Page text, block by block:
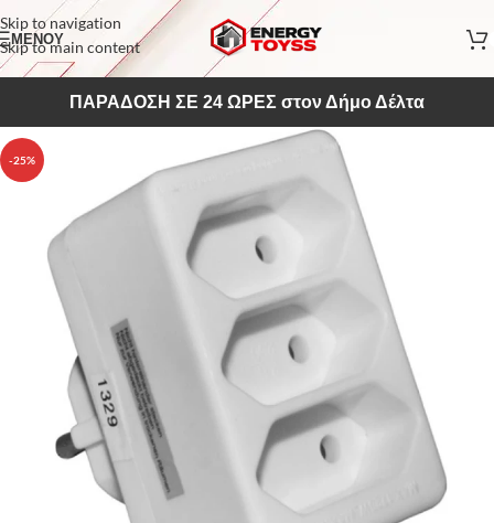
Skip to navigation
Skip to main content
ΜΕΝΟΥ
ΠΑΡΑΔΟΣΗ ΣΕ 24 ΩΡΕΣ στον Δήμο Δέλτα
-25%